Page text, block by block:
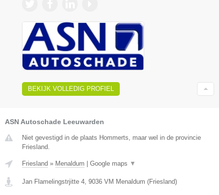
BEKIJK VOLLEDIG PROFIEL
ASN Autoschade Leeuwarden
Niet gevestigd in de plaats Hommerts, maar wel in de provincie
Friesland.
Friesland » Menaldum Google maps ▼
Jan Flamelingstrjitte 4 9036 VM Menaldum (Friesland)